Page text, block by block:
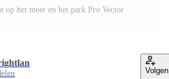
op het meer en het park Pro Vector
Volgen